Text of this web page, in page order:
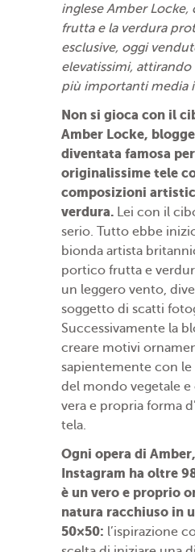
inglese Amber Locke,
frutta e la verdura
esclusive, oggi
elevatissimi, attirando
più importanti media
Non si gioca con il
Amber Locke,
diventata famosa
originalissime tele
composizioni
verdura. Lei con il
serio. Tutto ebbe
bionda artista
portico frutta e
un leggero vento,
soggetto di scatti
Successivamente la
creare motivi
sapientemente con
del mondo vegetale e
vera e propria forma
tela.
Ogni opera di
Instagram ha oltre
è un vero e proprio
natura racchiuso in
50×50: l’ispirazione